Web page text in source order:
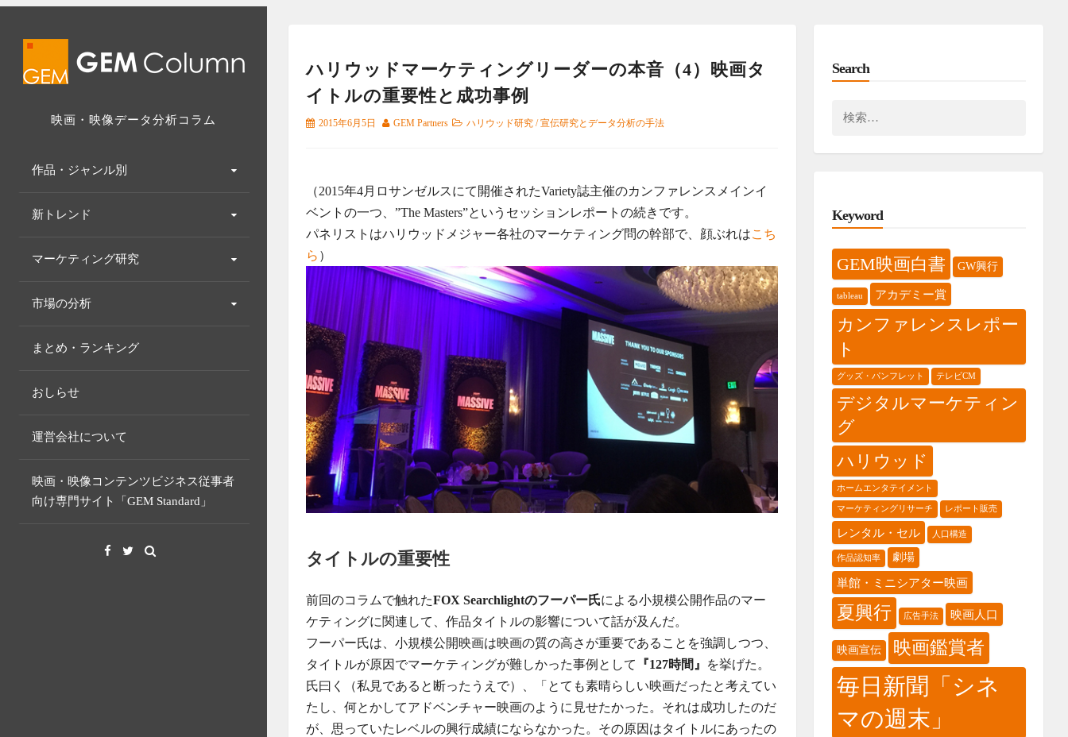
映画・映像データ分析コラム
作品・ジャンル別
新トレンド
マーケティング研究
市場の分析
まとめ・ランキング
おしらせ
運営会社について
映画・映像コンテンツビジネス従事者
向け専門サイト「GEM Standard」
Facebook
Twitter
ハリウッドマーケティングリーダーの本音（4）映画タ
イトルの重要性と成功事例
2015年6月5日 GEM Partners ハリウッド研究 /宣伝研究とデータ分析の手法
（2015年4月ロサンゼルスにて開催されたVariety誌主催のカンファレンスメインイ
ベントの一つ、”The Masters”というセッションレポートの続きです。
パネリストはハリウッドメジャー各社のマーケティング問の幹部で、顔ぶれはこち
ら ）
タイトルの重要性
前回のコラムで触れたFOX Searchlightのフーパー氏による小規模公開作品のマー
ケティングに関連して、作品タイトルの影響について話が及んだ。
フーパー氏は、小規模公開映画は映画の質の高さが重要であることを強調しつつ、
タイトルが原因でマーケティングが難しかった事例として
『127時間』
を挙げた。
氏曰く（私見であると断ったうえで）、「とても素晴らしい映画だったと考えてい
たし、何とかしてアドベンチャー映画のように見せたかった。それは成功したのだ
が、思っていたレベルの興行成績にならなかった。その原因はタイトルにあったの
Search
Keyword
GEM映画白書 GW興行
tableau アカデミー賞
カンファレンスレポー
ト
グッズ・パンフレット テレビCM
デジタルマーケティン
グ
ハリウッド
ホームエンタテイメント
マーケティングリサーチ レポート販売
レンタル・セル 人口構造
作品認知率 劇場
単館・ミニシアター映画
夏興行 広告手法 映画人口
映画宣伝 映画鑑賞者
毎日新聞「シネ
マの週末」